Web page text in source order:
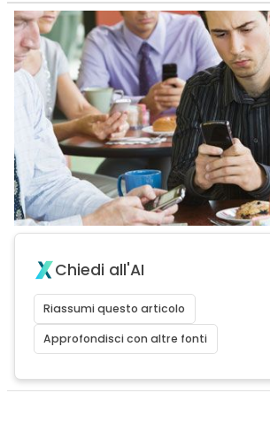
Chiedi all'AI
Riassumi questo articolo
Approfondisci con altre fonti